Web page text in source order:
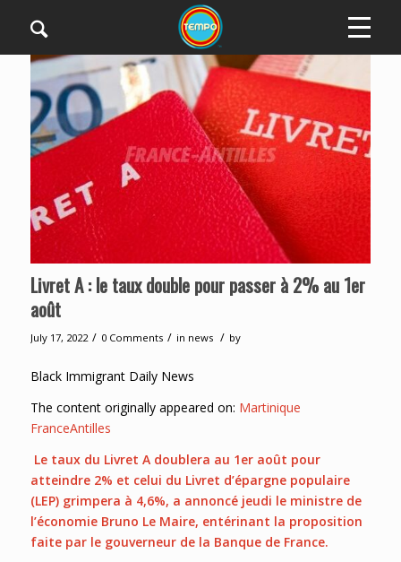
Livret A : le taux double pour passer à 2% au 1er
août
July 17, 2022 / 0 Comments / in news / by
Black Immigrant Daily News
The content originally appeared on: Martinique
FranceAntilles
Le taux du Livret A doublera au 1er août pour
atteindre 2% et celui du Livret d’épargne populaire
(LEP) grimpera à 4,6%, a annoncé jeudi le ministre de
l’économie Bruno Le Maire, entérinant la proposition
faite par le gouverneur de la Banque de France.